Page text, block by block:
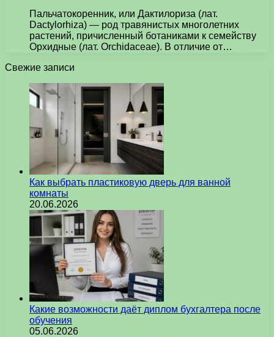
Пальчатокоренник, или Дактилориза (лат.
Dactylorhiza) — род травянистых многолетних
растений, причисленный ботаниками к семейству
Орхидные (лат. Orchidaceae). В отличие от…
Свежие записи
Как выбрать пластиковую дверь для ванной
комнаты
20.06.2026
Какие возможности даёт диплом бухгалтера после
обучения
05.06.2026